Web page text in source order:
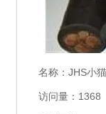
名称： JHS小猫牌电
访问量：1368